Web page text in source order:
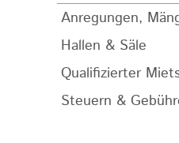
Anregungen,
Hallen & Säle
Qualifizierter
Steuern &